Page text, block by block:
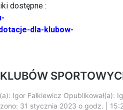
dostępne :
dla-klubow-